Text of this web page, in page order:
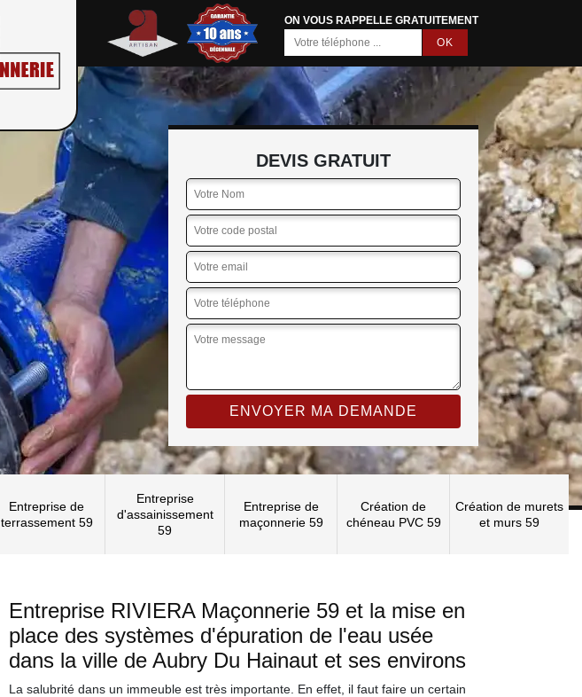
ON VOUS RAPPELLE GRATUITEMENT
DEVIS GRATUIT
Entreprise de
terrassement 59
Entreprise
d'assainissement
59
Entreprise de
maçonnerie 59
Création de
chéneau PVC 59
Création de murets
et murs 59
Entreprise RIVIERA Maçonnerie 59 et la mise en
place des systèmes d'épuration de l'eau usée
dans la ville de Aubry Du Hainaut et ses environs
La salubrité dans un immeuble est très importante. En effet, il faut faire un certain